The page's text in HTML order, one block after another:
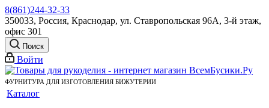
8(861)244-32-33
350033, Россия, Краснодар, ул. Ставропольская 96А, 3-й этаж,
офис 301
Поиск
Войти
ФУРНИТУРА ДЛЯ ИЗГОТОВЛЕНИЯ БИЖУТЕРИИ
Каталог